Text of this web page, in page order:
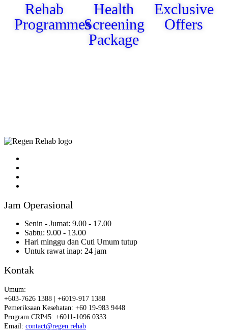
Rehab
Programmes
Health
Screening
Package
Exclusive
Offers
Jam Operasional
Senin - Jumat: 9.00 - 17.00
Sabtu: 9.00 - 13.00
Hari minggu dan Cuti Umum tutup
Untuk rawat inap: 24 jam
Kontak
Umum:
+603-7626 1388 | +6019-917 1388
Pemeriksaan Kesehatan: +60 19-983 9448
Program CRP45: +6011-1096 0333
Email: contact@regen.rehab